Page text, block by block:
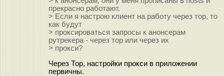
прекрасно работают.
> Если я настрою клиент на работу через тор, то
как будут
> проксироваться запросы к анонсерам
рутрекера - через тор или через их
> прокси?
Через Тор, настройки прокси в приложении
первичны.